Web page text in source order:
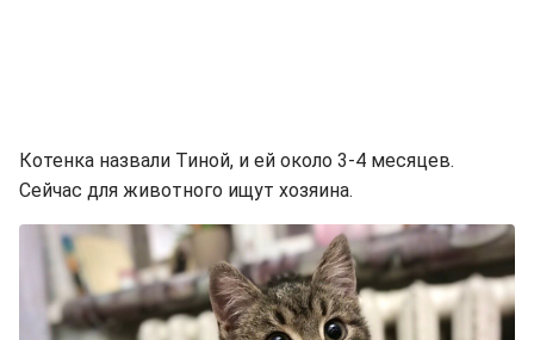
Котенка назвали Тиной, и ей около 3-4 месяцев.
Сейчас для животного ищут хозяина.